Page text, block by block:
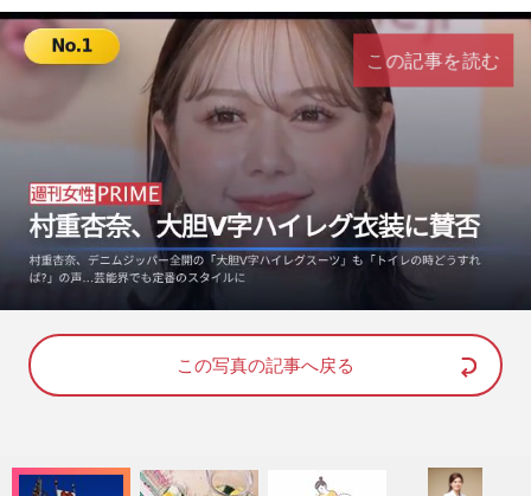
n
u
o
d
d
:
この記事を読む
この写真の記事へ戻る